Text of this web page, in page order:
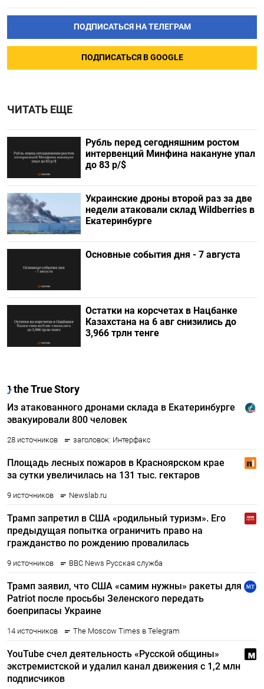
ПОДПИСАТЬСЯ НА ТЕЛЕГРАМ
ПОДПИСАТЬСЯ В GOOGLE
ЧИТАТЬ ЕЩЕ
Рубль перед сегодняшним ростом
интервенций Минфина накануне упал
до 83 р/$
Украинские дроны второй раз за две
недели атаковали склад Wildberries в
Екатеринбурге
Основные события дня - 7 августа
Остатки на корсчетах в Нацбанке
Казахстана на 6 авг снизились до
3,966 трлн тенге